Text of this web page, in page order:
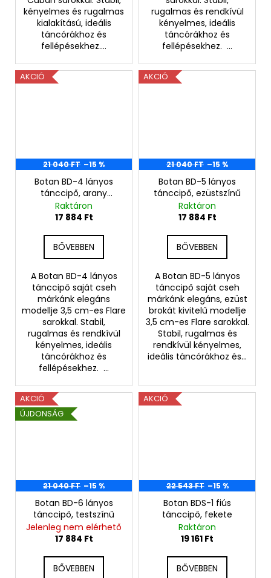
kényelmes és rugalmas
kialakítású, ideális
táncórákhoz és
fellépésekhez....
rugalmas és rendkívül
kényelmes, ideális
táncórákhoz és
fellépésekhez. ...
AKCIÓ
21 040 FT –15 %
Botan BD-4 lányos
tánccipő, arany
színben
Raktáron
17 884 Ft
BŐVEBBEN
A Botan BD-4 lányos
tánccipő saját cseh
márkánk elegáns
modellje 3,5 cm-es Flare
sarokkal. Stabil,
rugalmas és rendkívül
kényelmes, ideális
táncórákhoz és
fellépésekhez. ...
AKCIÓ
21 040 FT –15 %
Botan BD-5 lányos
tánccipő, ezüstszínű
Raktáron
17 884 Ft
BŐVEBBEN
A Botan BD-5 lányos
tánccipő saját cseh
márkánk elegáns, ezüst
brokát kivitelű modellje
3,5 cm-es Flare sarokkal.
Stabil, rugalmas és
rendkívül kényelmes,
ideális táncórákhoz és...
AKCIÓ
ÚJDONSÁG
21 040 FT –15 %
Botan BD-6 lányos
tánccipő, testszínű
Jelenleg nem elérhető
17 884 Ft
BŐVEBBEN
AKCIÓ
22 543 FT –15 %
Botan BDS-1 fiús
tánccipő, fekete
Raktáron
19 161 Ft
BŐVEBBEN